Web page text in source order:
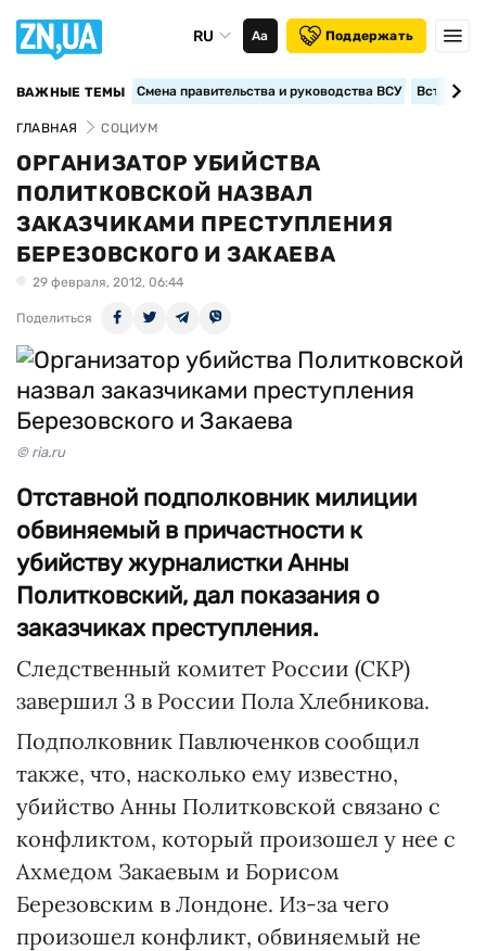
RU Аа Поддержать
ВАЖНЫЕ ТЕМЫ Смена правительства и руководства ВСУ
ГЛАВНАЯ СОЦИУМ
ОРГАНИЗАТОР УБИЙСТВА
ПОЛИТКОВСКОЙ НАЗВАЛ
ЗАКАЗЧИКАМИ ПРЕСТУПЛЕНИЯ
БЕРЕЗОВСКОГО И ЗАКАЕВА
29 февраля, 2012, 06:44
Поделиться
© ria.ru
Отставной подполковник милиции
обвиняемый в причастности к
убийству журналистки Анны
Политковский, дал показания о
заказчиках преступления.
Следственный комитет России (СКР)
завершил 3 в России Пола Хлебникова.
Подполковник Павлюченков сообщил
также, что, насколько ему известно,
убийство Анны Политковской связано с
конфликтом, который произошел у нее с
Ахмедом Закаевым и Борисом
Березовским в Лондоне. Из-за чего
произошел конфликт, обвиняемый не